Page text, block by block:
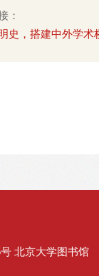
：
史，搭建中外学
北京大学图书馆